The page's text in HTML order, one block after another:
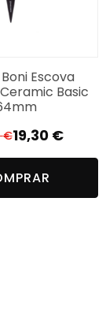
Escova
Basic
€O
preço
original
era:
19,30 €
O
preço
atual
é: